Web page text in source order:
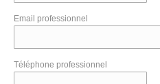
Email professionnel
Téléphone professionnel